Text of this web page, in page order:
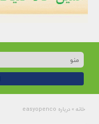
خانه » درباره easyopenco